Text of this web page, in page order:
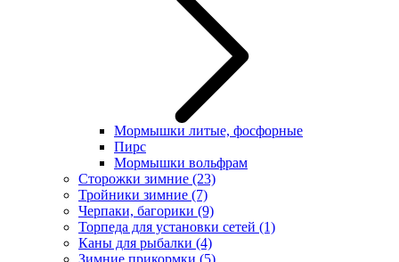
Мормышки литые, фосфорные
Пирс
Мормышки вольфрам
Сторожки зимние (23)
Тройники зимние (7)
Черпаки, багорики (9)
Торпеда для установки сетей (1)
Каны для рыбалки (4)
Зимние прикормки (5)